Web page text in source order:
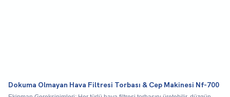
Dokuma Olmayan Hava Filtresi Torbası & Cep Makinesi Nf-700